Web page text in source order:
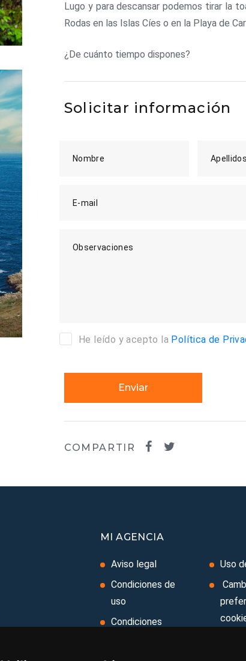
Lugo y para descansar podemos tirar la
Rodas en las Islas Cíes o en la Playa de
¿De cuánto tiempo dispones?
Solicitar información
Nombre Apellidos
E-mail
Observaciones
He leído y acepto la Política de
Enviar
COMPARTIR
MI AGENCIA
Aviso legal
Condiciones de
uso
Condiciones
Uso